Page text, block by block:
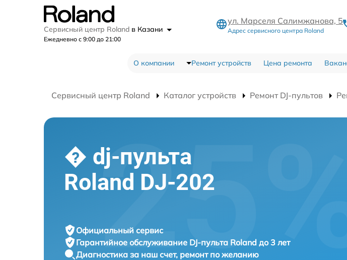
Сервисный центр Roland в Казани
Ежедневно с 9:00 до 21:00
ул. Марселя Салимжанова, 5
Адрес сервисного центра Roland
О компании Ремонт устройств Цена ремонта
Сервисный центр Roland Каталог устройств Ремонт DJ-пультов
� dj-пульта
Roland DJ-202
Официальный сервис
Гарантийное обслуживание DJ-пульта Roland до 3 лет
Диагностика за наш счет, ремонт по желанию